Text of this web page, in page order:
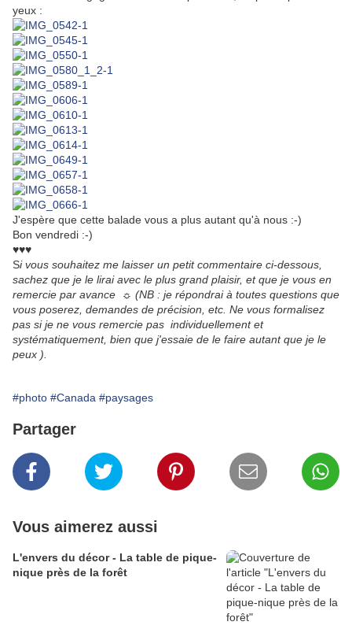
yeux :
J'espère que cette balade vous a plus autant qu'à nous :-)
Bon vendredi :-)
♥♥♥
Si vous souhaitez me laisser un petit commentaire ci-dessous,
sachez que je le lirai avec le plus grand plaisir, et que je vous en
remercie par avance ☼ (NB : je répondrai à toutes questions que
vous poserez, demandes de précision, etc. Ne vous formalisez
pas si je ne vous remercie pas individuellement et
systématiquement, bien que j'essaie de le faire autant que je le
peux ).
#photo #Canada #paysages
Partager
Vous aimerez aussi
L'envers du décor - La table de pique-
nique près de la forêt